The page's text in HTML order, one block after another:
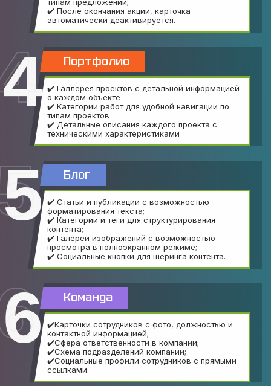
✔️ После окончания акции, карточка
автоматически деактивируется.
Портфолио
✔️ Галлерея проектов с детальной информацией
о каждом объекте
✔️ Категории работ для удобной навигации по
типам проектов
✔️ Детальные описания каждого проекта с
техническими характеристиками
Блог
✔️ Статьи и публикации с возможностью
форматирования текста;
✔️ Категории и теги для структурирования
контента;
✔️ Галереи изображений с возможностью
просмотра в полноэкранном режиме;
✔️ Социальные кнопки для шеринга контента.
Команда
✔️Карточки сотрудников с фото, должностью и
контактной информацией;
✔️Сфера ответственности в компании;
✔️Схема подразделений компании;
✔️Социальные профили сотрудников с прямыми
ссылками.